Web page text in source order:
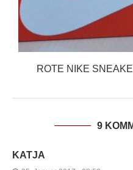
ROTE NIKE
9
KATJA